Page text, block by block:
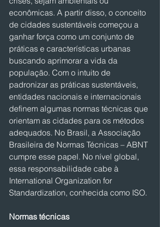
econômicas. A partir disso, o conceito
de cidades sustentáveis começou a
ganhar força como um conjunto de
práticas e características urbanas
buscando aprimorar a vida da
população. Com o intuito de
padronizar as práticas sustentáveis,
entidades nacionais e internacionais
definem algumas normas técnicas que
orientam as cidades para os métodos
adequados. No Brasil, a Associação
Brasileira de Normas Técnicas – ABNT
cumpre esse papel. No nível global,
essa responsabilidade cabe à
International Organization for
Standardization, conhecida como ISO.
Normas técnicas